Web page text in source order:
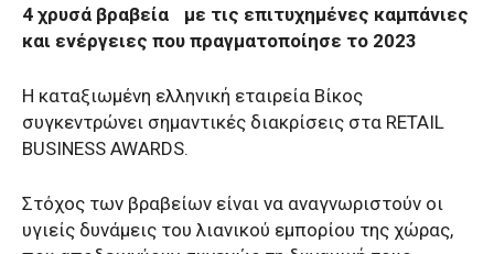
4 χρυσά βραβεία με τις επιτυχημένες καμπάνιες
και ενέργειες που πραγματοποίησε το 2023
Η καταξιωμένη ελληνική εταιρεία Βίκος
συγκεντρώνει σημαντικές διακρίσεις στα RETAIL
BUSINESS AWARDS.
Στόχος των βραβείων είναι να αναγνωριστούν οι
υγιείς δυνάμεις του λιανικού εμπορίου της χώρας,